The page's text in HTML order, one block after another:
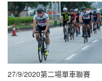
27/9/2020第二場單車聯賽